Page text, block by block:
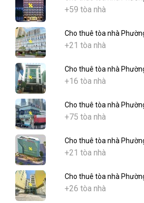
+59 tòa nhà
Cho thuê tòa nhà
+21 tòa nhà
Cho thuê tòa nhà
+16 tòa nhà
Cho thuê tòa nhà
+75 tòa nhà
Cho thuê tòa nhà
+21 tòa nhà
Cho thuê tòa nhà
+26 tòa nhà